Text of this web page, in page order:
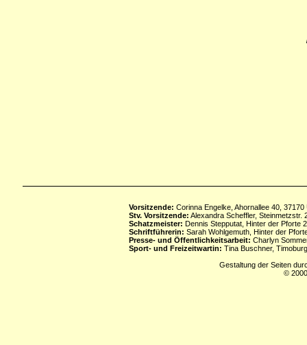
Vorsitzende: Corinna Engelke, Ahornallee 40,
Stv. Vorsitzende: Alexandra Scheffler, Steinmetzstr.
Schatzmeister: Dennis Stepputat, Hinter der Pforte
Schriftführerin: Sarah Wohlgemuth, Hinter der
Presse- und Öffentlichkeitsarbeit: Charlyn
Sport- und Freizeitwartin: Tina Buschner,
Gestaltung der Seiten
©